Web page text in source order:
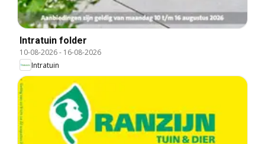
Intratuin folder
10-08-2026- 16-08-2026
Intratuin